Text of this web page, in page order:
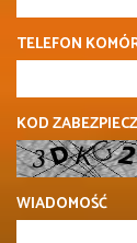
TELEFON
KOD
WIADOMOŚĆ